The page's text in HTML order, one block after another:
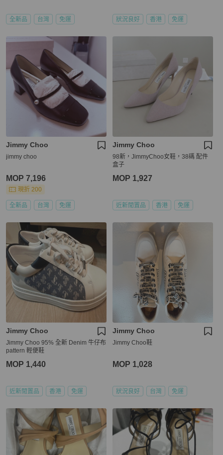
全新品 台灣 免運 狀況良好 香港 免運
Jimmy Choo
jimmy choo
MOP 7,196
現折 200
全新品 台灣 免運
Jimmy Choo
98新，JimmyChoo女鞋，38碼 配件
盒子
MOP 1,927
近新閒置品 香港 免運
Jimmy Choo
Jimmy Choo 95% 全新 Denim 牛仔布
pattern 輕便鞋
MOP 1,440
近新閒置品 香港 免運
Jimmy Choo
Jimmy Choo鞋
MOP 1,028
狀況良好 台灣 免運